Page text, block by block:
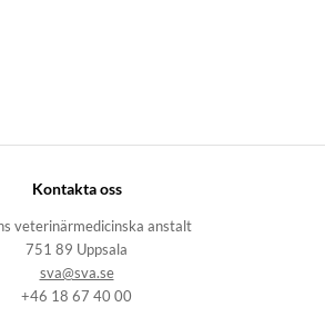
Kontakta oss
veterinärmedicinska anstalt
751 89 Uppsala
sva@sva.se
+46 18 67 40 00